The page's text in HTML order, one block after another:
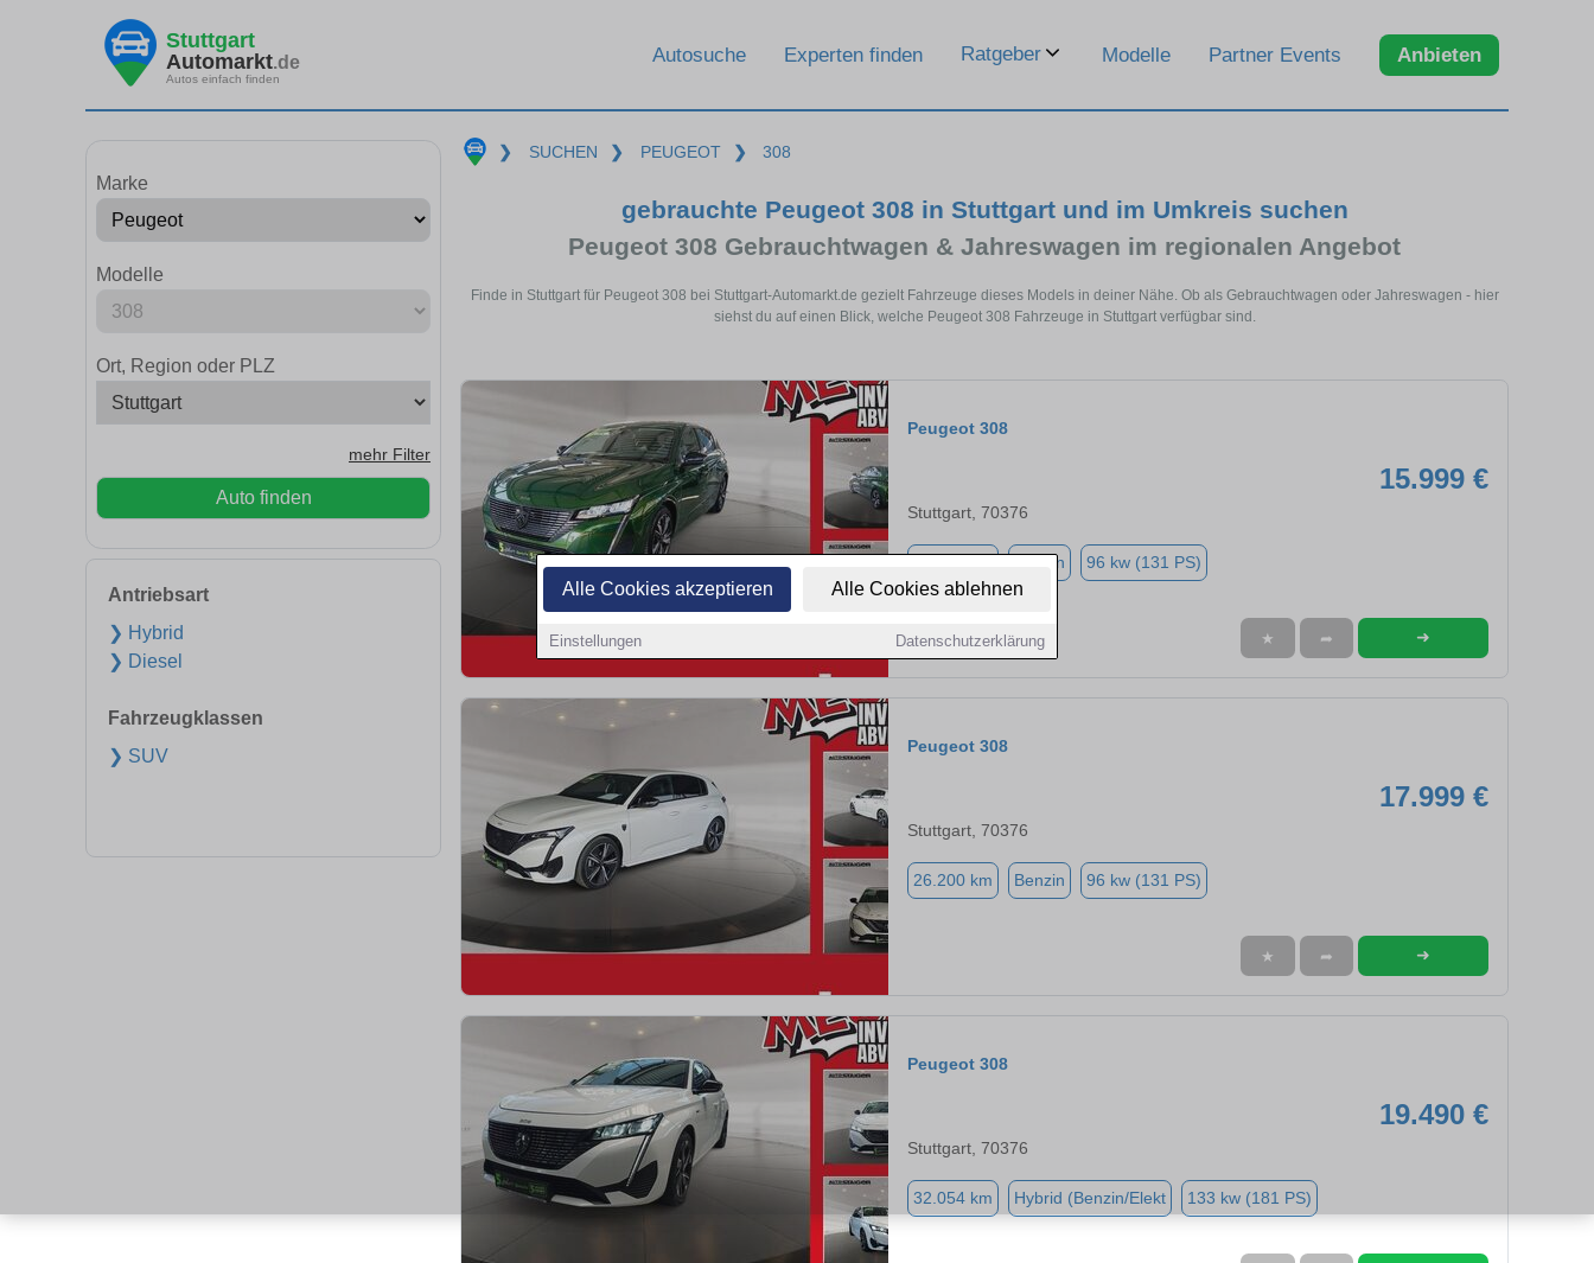
Alle Cookies akzeptieren Alle Cookies ablehnen
Einstellungen Datenschutzerklärung
Stuttgart
Automarkt.de
Autos einfach finden
Autosuche Experten finden Ratgeber Modelle Partner Events Anbieten
Marke
Modelle
Ort, Region oder PLZ
mehr Filter
Auto finden
Antriebsart
❯ Hybrid
❯ Diesel
Fahrzeugklassen
❯ SUV
❯ SUCHEN ❯ PEUGEOT ❯ 308
gebrauchte Peugeot 308 in Stuttgart und im Umkreis suchen
Peugeot 308 Gebrauchtwagen & Jahreswagen im regionalen Angebot
Finde in Stuttgart für Peugeot 308 bei Stuttgart-Automarkt.de gezielt Fahrzeuge dieses Models in deiner Nähe. Ob als Gebrauchtwagen oder Jahreswagen - hier
siehst du auf einen Blick, welche Peugeot 308 Fahrzeuge in Stuttgart verfügbar sind.
Peugeot 308
15.999 €
Stuttgart, 70376
Benzin 96 kw (131 PS)
★ ➦ ➜
Peugeot 308
17.999 €
Stuttgart, 70376
26.200 km Benzin 96 kw (131 PS)
★ ➦ ➜
Peugeot 308
19.490 €
Stuttgart, 70376
32.054 km Hybrid (Benzin/Elekt 133 kw (181 PS)